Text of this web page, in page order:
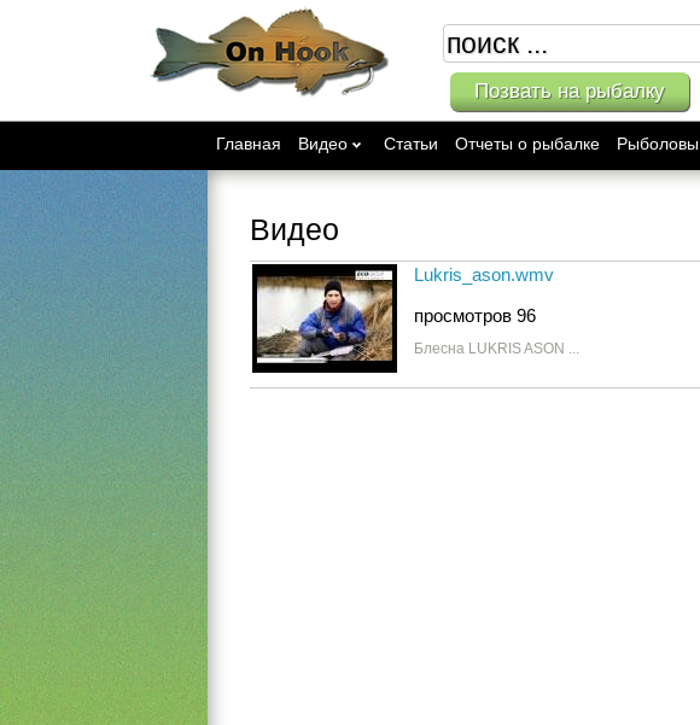
Позвать на рыбалку
Главная Видео Статьи Отчеты о рыбалке Рыболовы
Видео
Lukris_ason.wmv
просмотров 96
Блесна LUKRIS ASON ...